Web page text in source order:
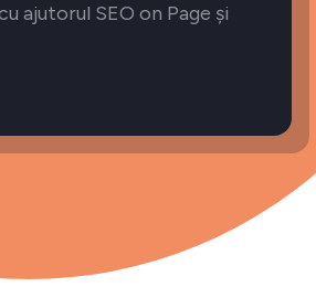
ajutorul SEO on Page și